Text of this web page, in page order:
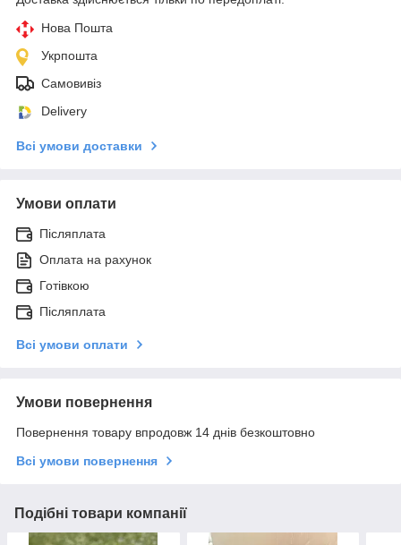
Нова Пошта
Укрпошта
Самовивіз
Delivery
Всі умови доставки
Умови оплати
Післяплата
Оплата на рахунок
Готівкою
Післяплата
Всі умови оплати
Умови повернення
Повернення товару впродовж 14 днів безкоштовно
Всі умови повернення
Подібні товари компанії